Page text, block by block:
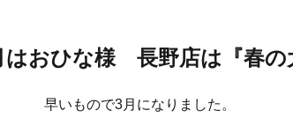
はおひな様 長野店は『春
早いもので3月になりました。